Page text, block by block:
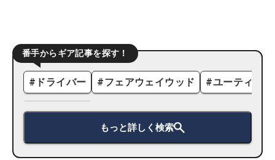
番手からギア記事を探す！
# ドライバー #フェアウェイウッド #ユーティリ
もっと詳しく検索